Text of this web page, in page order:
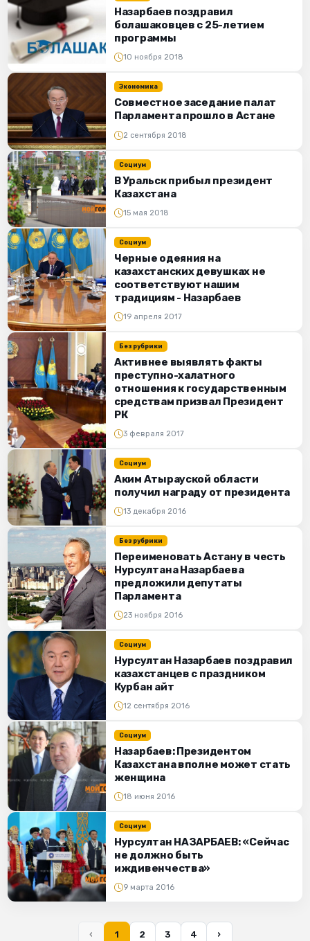
Назарбаев поздравил
болашаковцев с 25-летием
программы
10 ноября 2018
Экономика
Совместное заседание палат
Парламента прошло в Астане
2 сентября 2018
Социум
В Уральск прибыл президент
Казахстана
15 мая 2018
Социум
Черные одеяния на
казахстанских девушках не
соответствуют нашим
традициям - Назарбаев
19 апреля 2017
Без рубрики
Активнее выявлять факты
преступно-халатного
отношения к государственным
средствам призвал Президент
РК
3 февраля 2017
Социум
Аким Атырауской области
получил награду от президента
13 декабря 2016
Без рубрики
Переименовать Астану в честь
Нурсултана Назарбаева
предложили депутаты
Парламента
23 ноября 2016
Социум
Нурсултан Назарбаев поздравил
казахстанцев с праздником
Курбан айт
12 сентября 2016
Социум
Назарбаев: Президентом
Казахстана вполне может стать
женщина
18 июня 2016
Социум
Нурсултан НАЗАРБАЕВ: «Сейчас
не должно быть
иждивенчества»
9 марта 2016
‹ 1 2 3 4 ›